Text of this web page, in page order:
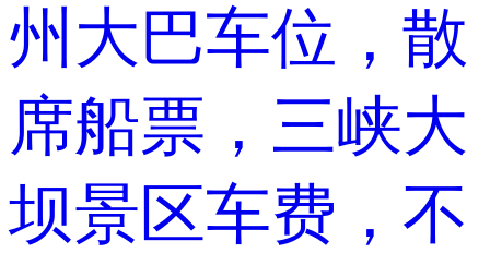
州大巴车位，散
席船票，三峡大
坝景区车费，不